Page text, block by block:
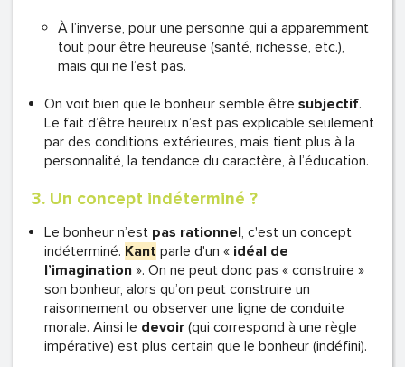
À l’inverse, pour une personne qui a apparemment
tout pour être heureuse (santé, richesse, etc.),
mais qui ne l’est pas.
On voit bien que le bonheur semble être subjectif.
Le fait d’être heureux n’est pas explicable seulement
par des conditions extérieures, mais tient plus à la
personnalité, la tendance du caractère, à l’éducation.
3. Un concept indéterminé ?
Le bonheur n’est pas rationnel, c'est un concept
indéterminé. Kant parle d'un « idéal de
l’imagination ». On ne peut donc pas « construire »
son bonheur, alors qu’on peut construire un
raisonnement ou observer une ligne de conduite
morale. Ainsi le devoir (qui correspond à une règle
impérative) est plus certain que le bonheur (indéfini).